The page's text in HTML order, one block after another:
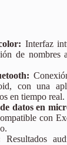
Interfaz
de nombres
con una
en tiempo real.
datos en
con
Resultados